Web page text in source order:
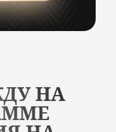
НА